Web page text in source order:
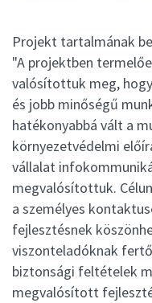
Projekt tartalmának
"A projektben
valósítottuk meg,
és jobb minőségű
hatékonyabbá vált a
környezetvédelmi
vállalat
megvalósítottuk.
a személyes
fejlesztésnek
viszonteladóknak
biztonsági feltételek
megvalósított